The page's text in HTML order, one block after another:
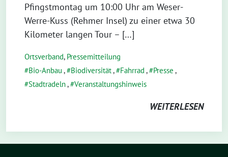
Pfingstmontag um 10:00 Uhr am Weser-
Werre-Kuss (Rehmer Insel) zu einer etwa 30
Kilometer langen Tour – […]
Ortsverband, Pressemitteilung
Bio-Anbau , Biodiversität, Fahrrad , Presse ,
Stadtradeln, Veranstaltungshinweis
WEITERLESEN